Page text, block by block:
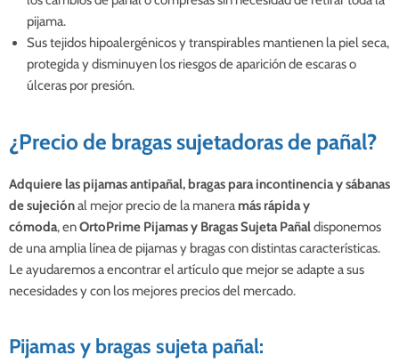
pijama.
Sus tejidos hipoalergénicos y transpirables mantienen la piel seca,
protegida y disminuyen los riesgos de aparición de escaras o
úlceras por presión.
¿Precio de bragas sujetadoras de pañal?
Adquiere las pijamas antipañal, bragas para incontinencia y sábanas
de sujeciónal mejor precio de la manera más rápida y
cómoda, enOrtoPrime Pijamas y Bragas Sujeta Pañaldisponemos
de unaamplia línea de pijamas y bragascon distintas características.
Le ayudaremos a encontrar el artículo que mejor se adapte a sus
necesidades y con los mejores precios del mercado.
Pijamas y bragas sujeta pañal: